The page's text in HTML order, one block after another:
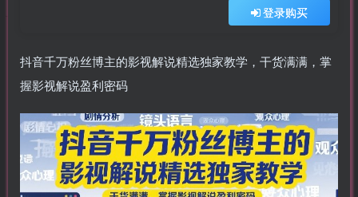
登录购买
抖音千万粉丝博主的影视解说精选独家教学，干货满满，掌
握影视解说盈利密码